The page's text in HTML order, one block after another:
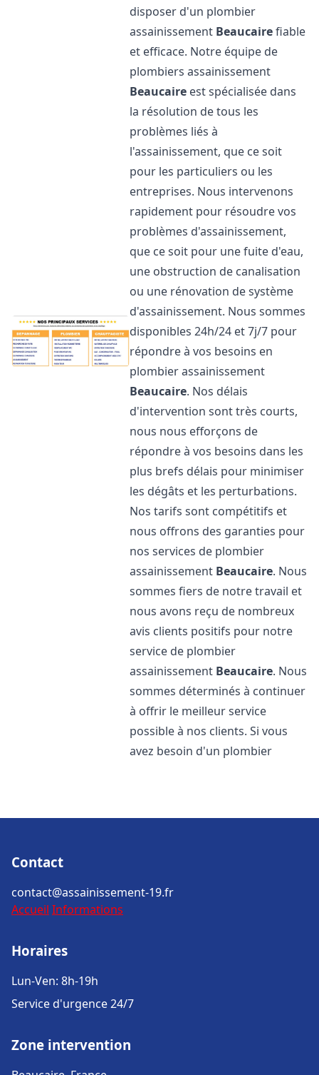
disposer d'un plombier
assainissement Beaucairefiable
et efficace. Notre équipe de
plombiers assainissement
Beaucaire est spécialisée dans
la résolution de tous les
problèmes liés à
l'assainissement, que ce soit
pour les particuliers ou les
entreprises. Nous intervenons
rapidement pour résoudre vos
problèmes d'assainissement,
que ce soit pour une fuite d'eau,
une obstruction de canalisation
ou une rénovation de système
d'assainissement. Nous sommes
disponibles 24h/24 et 7j/7 pour
répondre à vos besoins en
plombier assainissement
Beaucaire. Nos délais
d'intervention sont très courts,
nous nous efforçons de
répondre à vos besoins dans les
plus brefs délais pour minimiser
les dégâts et les perturbations.
Nos tarifs sont compétitifs et
nous offrons des garanties pour
nos services de plombier
assainissement Beaucaire. Nous
sommes fiers de notre travail et
nous avons reçu de nombreux
avis clients positifs pour notre
service de plombier
assainissement Beaucaire. Nous
sommes déterminés à continuer
à offrir le meilleur service
possible à nos clients. Si vous
avez besoin d'un plombier
Contact
contact@assainissement-19.fr
Accueil Informations
Horaires
Lun-Ven: 8h-19h
Service d'urgence 24/7
Zone intervention